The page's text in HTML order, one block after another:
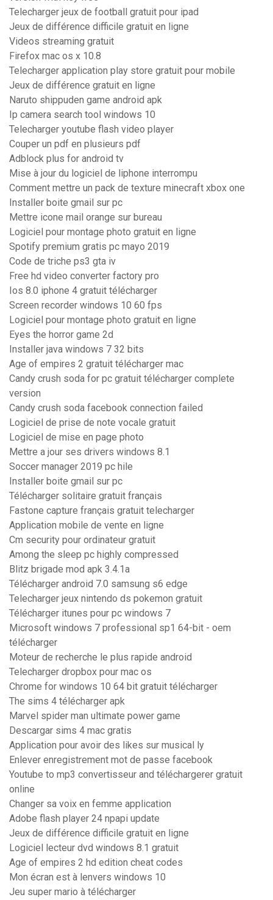
Telecharger jeux de football gratuit pour ipad
Jeux de différence difficile gratuit en ligne
Videos streaming gratuit
Firefox mac os x 10.8
Telecharger application play store gratuit pour mobile
Jeux de différence gratuit en ligne
Naruto shippuden game android apk
Ip camera search tool windows 10
Telecharger youtube flash video player
Couper un pdf en plusieurs pdf
Adblock plus for android tv
Mise à jour du logiciel de liphone interrompu
Comment mettre un pack de texture minecraft xbox one
Installer boite gmail sur pc
Mettre icone mail orange sur bureau
Logiciel pour montage photo gratuit en ligne
Spotify premium gratis pc mayo 2019
Code de triche ps3 gta iv
Free hd video converter factory pro
Ios 8.0 iphone 4 gratuit télécharger
Screen recorder windows 10 60 fps
Logiciel pour montage photo gratuit en ligne
Eyes the horror game 2d
Installer java windows 7 32 bits
Age of empires 2 gratuit télécharger mac
Candy crush soda for pc gratuit télécharger complete
version
Candy crush soda facebook connection failed
Logiciel de prise de note vocale gratuit
Logiciel de mise en page photo
Mettre a jour ses drivers windows 8.1
Soccer manager 2019 pc hile
Installer boite gmail sur pc
Télécharger solitaire gratuit français
Fastone capture français gratuit telecharger
Application mobile de vente en ligne
Cm security pour ordinateur gratuit
Among the sleep pc highly compressed
Blitz brigade mod apk 3.4.1a
Télécharger android 7.0 samsung s6 edge
Telecharger jeux nintendo ds pokemon gratuit
Télécharger itunes pour pc windows 7
Microsoft windows 7 professional sp1 64-bit - oem
télécharger
Moteur de recherche le plus rapide android
Telecharger dropbox pour mac os
Chrome for windows 10 64 bit gratuit télécharger
The sims 4 télécharger apk
Marvel spider man ultimate power game
Descargar sims 4 mac gratis
Application pour avoir des likes sur musical ly
Enlever enregistrement mot de passe facebook
Youtube to mp3 convertisseur and téléchargerer gratuit
online
Changer sa voix en femme application
Adobe flash player 24 npapi update
Jeux de différence difficile gratuit en ligne
Logiciel lecteur dvd windows 8.1 gratuit
Age of empires 2 hd edition cheat codes
Mon écran est à lenvers windows 10
Jeu super mario à télécharger